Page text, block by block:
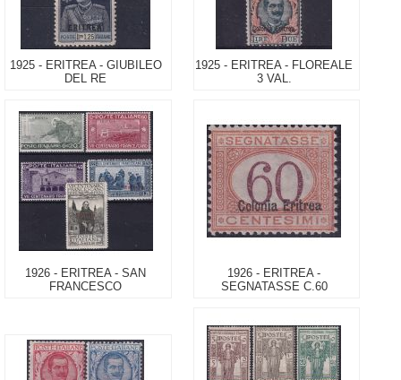
1925 - ERITREA - GIUBILEO
DEL RE
1925 - ERITREA - FLOREALE
3 VAL.
1926 - ERITREA - SAN
FRANCESCO
1926 - ERITREA -
SEGNATASSE C.60